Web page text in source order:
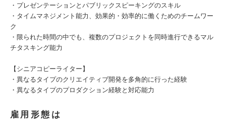
・プレゼンテーションとパブリックスピーキングのスキル
・タイムマネジメント能力、効果的・効率的に働くためのチームワー
ク
・限られた時間の中でも、複数のプロジェクトを同時進行できるマル
チタスキング能力
【シニアコピーライター】
・異なるタイプのクリエイティブ開発を多角的に行った経験
・異なるタイプのプロダクション経験と対応能力
雇用形態は